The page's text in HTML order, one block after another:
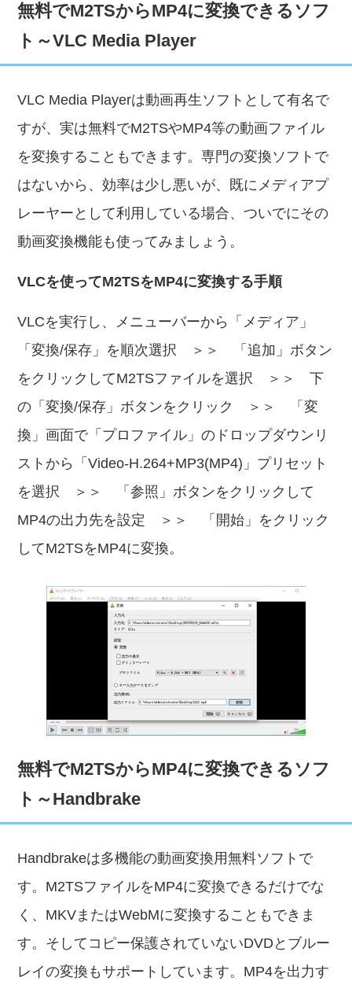
無料でM2TSからMP4に変換できるソフ
ト～VLC Media Player
VLC Media Playerは動画再生ソフトとして有名で
すが、実は無料でM2TSやMP4等の動画ファイル
を変換することもできます。専門の変換ソフトで
はないから、効率は少し悪いが、既にメディアプ
レーヤーとして利用している場合、ついでにその
動画変換機能も使ってみましょう。
VLCを使ってM2TSをMP4に変換する手順
VLCを実行し、メニューバーから「メディア」
「変換/保存」を順次選択 ＞＞ 「追加」ボタン
をクリックしてM2TSファイルを選択 ＞＞ 下
の「変換/保存」ボタンをクリック ＞＞ 「変
換」画面で「プロファイル」のドロップダウンリ
ストから「Video-H.264+MP3(MP4)」プリセット
を選択 ＞＞ 「参照」ボタンをクリックして
MP4の出力先を設定 ＞＞ 「開始」をクリック
してM2TSをMP4に変換。
無料でM2TSからMP4に変換できるソフ
ト～Handbrake
Handbrakeは多機能の動画変換用無料ソフトで
す。M2TSファイルをMP4に変換できるだけでな
く、MKVまたはWebMに変換することもできま
す。そしてコピー保護されていないDVDとブルー
レイの変換もサポートしています。MP4を出力す